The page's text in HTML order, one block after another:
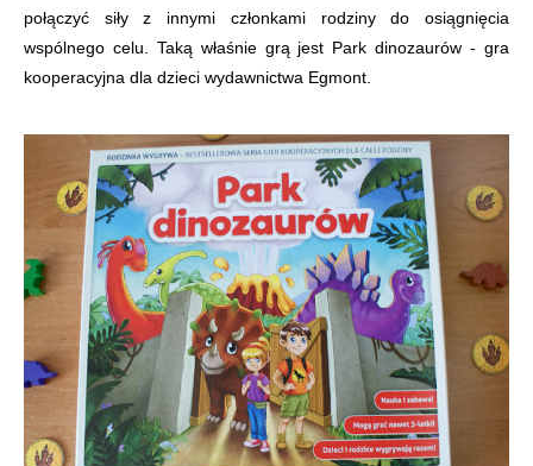
połączyć siły z innymi członkami rodziny do osiągnięcia
wspólnego celu. Taką właśnie grą jest Park dinozaurów - gra
kooperacyjna dla dzieci wydawnictwa Egmont.